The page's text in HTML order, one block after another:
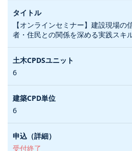
【オンラインセミナー】建設現場の
者・住民との関係を深める実践スキ
6
6
受付終了